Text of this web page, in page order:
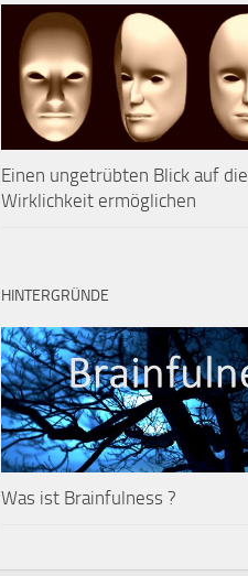
Einen ungetrübten Blick auf die
Wirklichkeit ermöglichen
HINTERGRÜNDE
Was ist Brainfulness ?